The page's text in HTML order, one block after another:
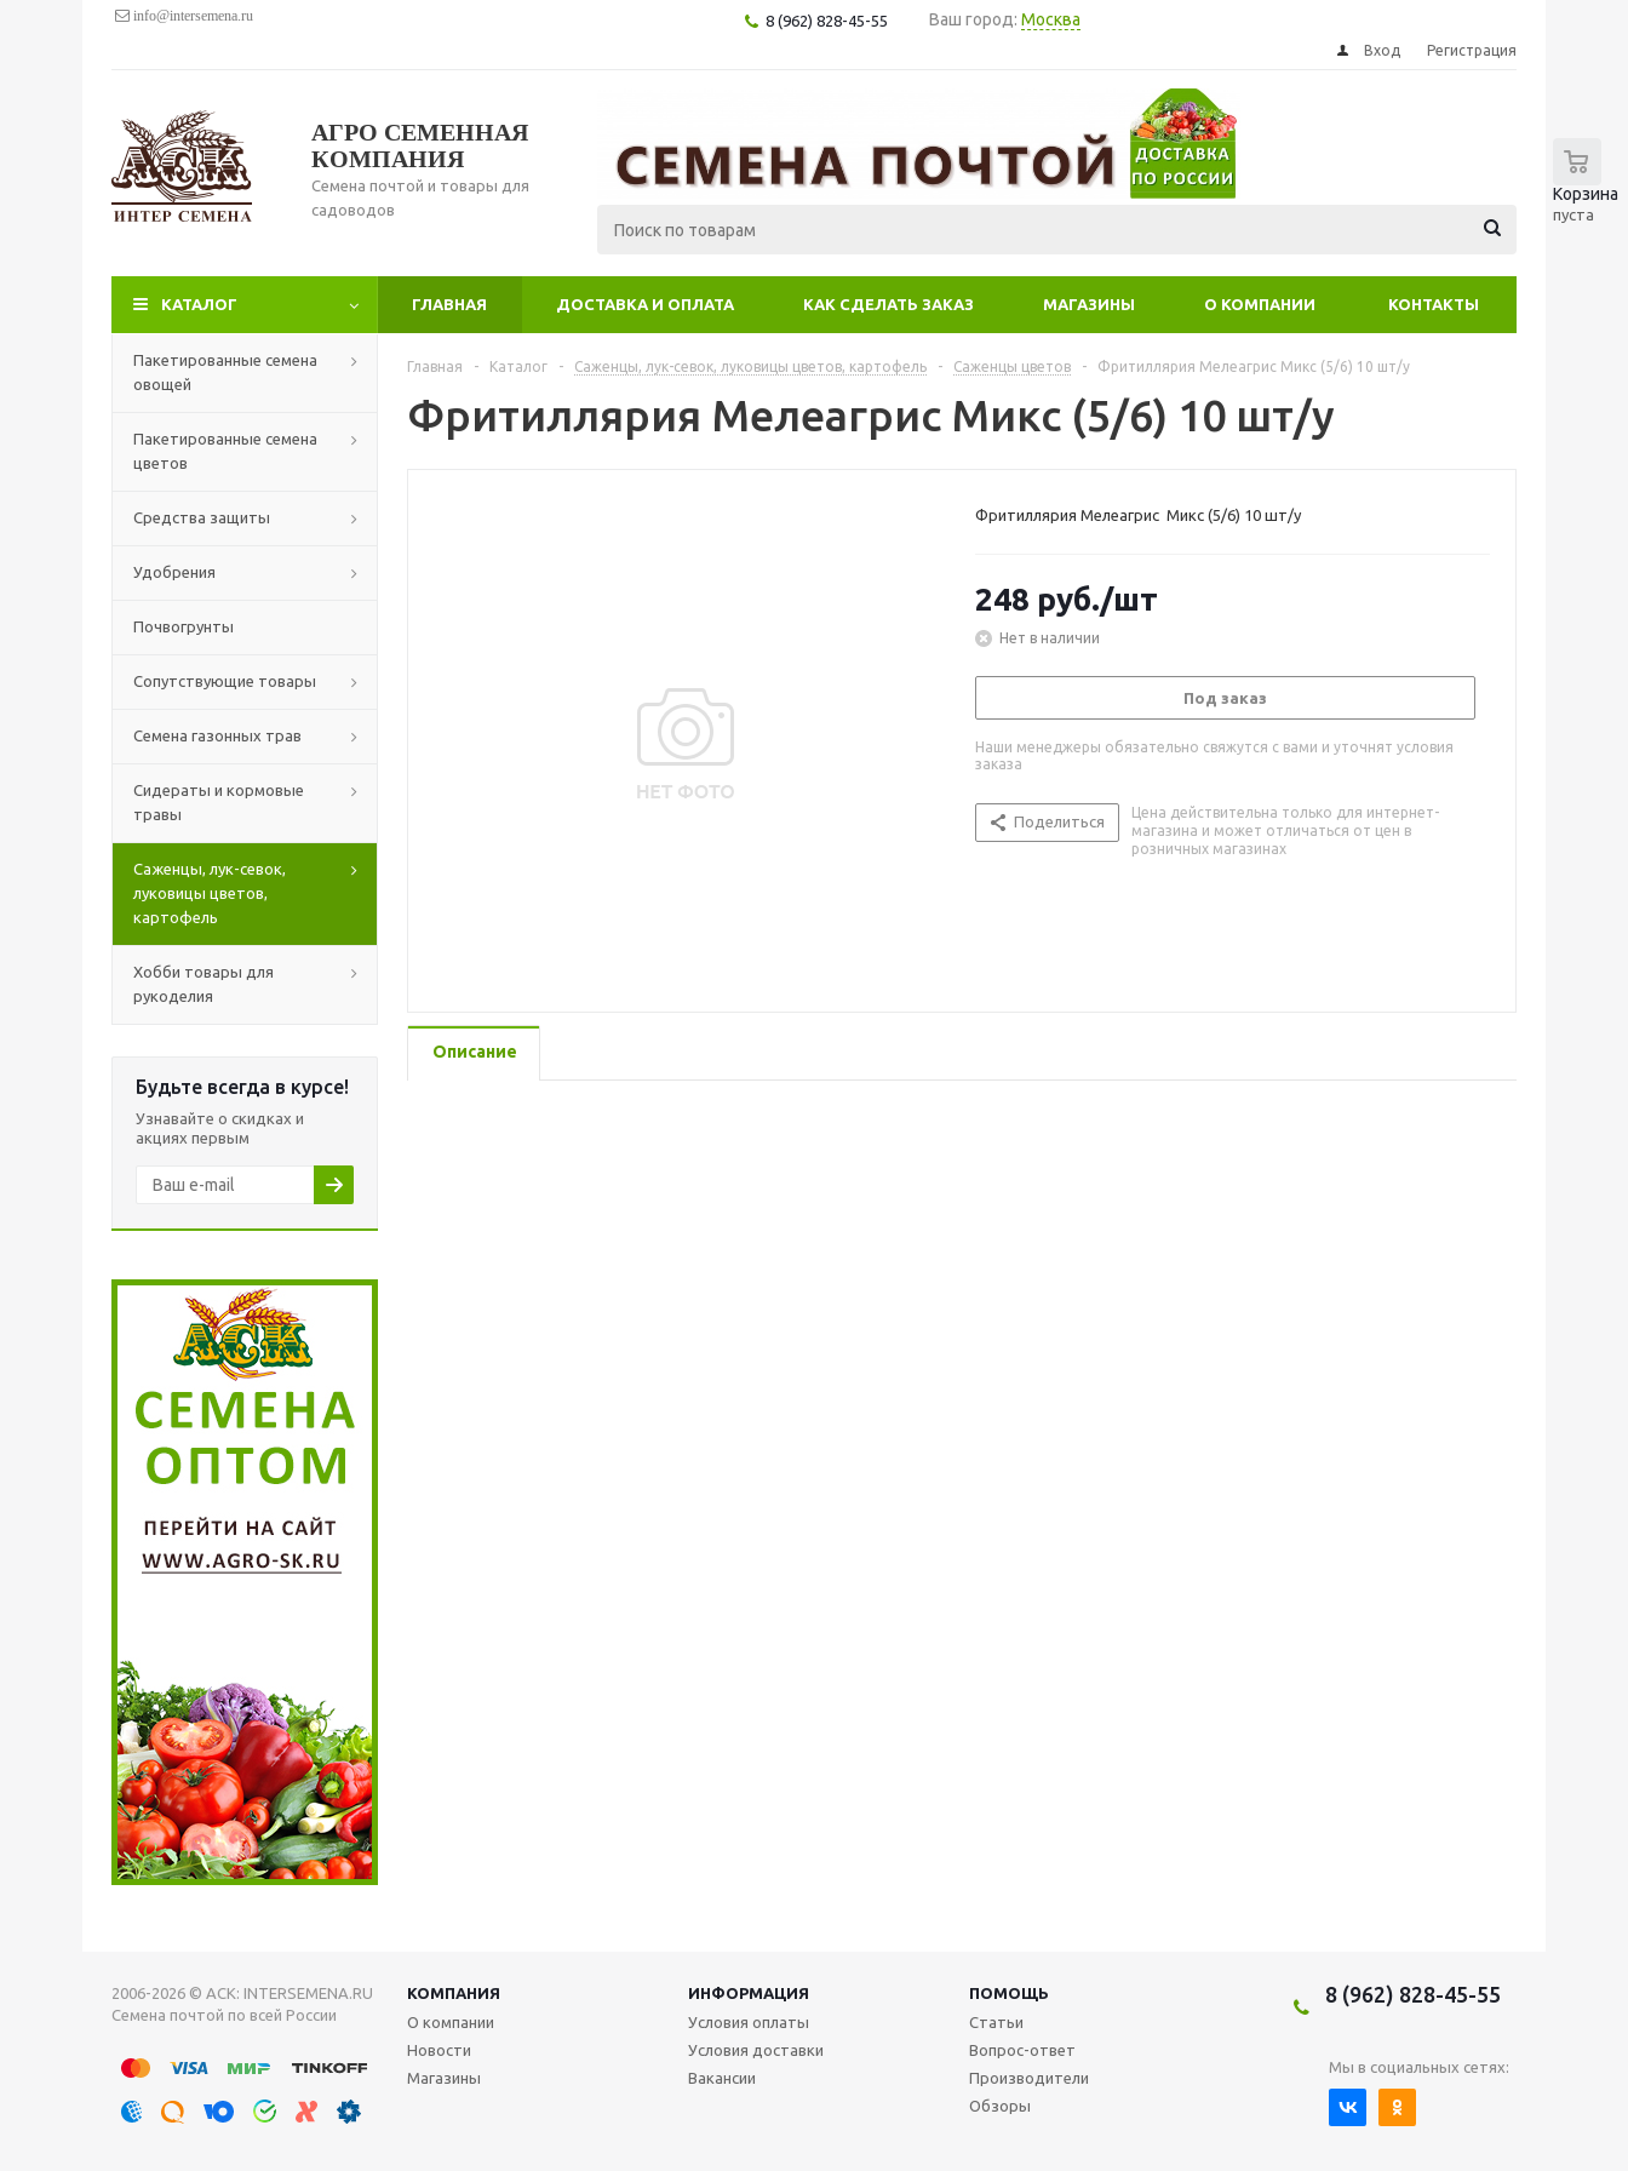
info@intersemena.ru 8 (962) 828-45-55 Ваш город: Москва
Вход Регистрация
АГРО СЕМЕННАЯ
КОМПАНИЯ
Семена почтой и товары для
садоводов
Корзина
пуста
КАТАЛОГ ГЛАВНАЯ ДОСТАВКА И ОПЛАТА КАК СДЕЛАТЬ ЗАКАЗ МАГАЗИНЫ О КОМПАНИИ КОНТАКТЫ
Пакетированные семена
овощей
Пакетированные семена
цветов
Средства защиты
Удобрения
Почвогрунты
Сопутствующие товары
Семена газонных трав
Сидераты и кормовые
травы
Саженцы, лук-севок,
луковицы цветов,
картофель
Хобби товары для
рукоделия
Будьте всегда в курсе!
Узнавайте о скидках и
акциях первым
Главная - Каталог - Саженцы, лук-севок, луковицы цветов, картофель - Саженцы цветов - Фритиллярия Мелеагрис Микс (5/6) 10 шт/у
Фритиллярия Мелеагрис Микс (5/6) 10 шт/у
Фритиллярия Мелеагрис Микс (5/6) 10 шт/у
248 руб./шт
Нет в наличии
Под заказ
Наши менеджеры обязательно свяжутся с вами и уточнят условия
заказа
Поделиться
Цена действительна только для интернет-
магазина и может отличаться от цен в
розничных магазинах
Описание
2006-2026 © АСК: INTERSEMENA.RU
Семена почтой по всей России
КОМПАНИЯ ИНФОРМАЦИЯ
ПОМОЩЬ
О компании
Новости
Магазины
Условия оплаты
Условия доставки
Вакансии
Статьи
Вопрос-ответ
Производители
Обзоры
8 (962) 828-45-55
Мы в социальных сетях: